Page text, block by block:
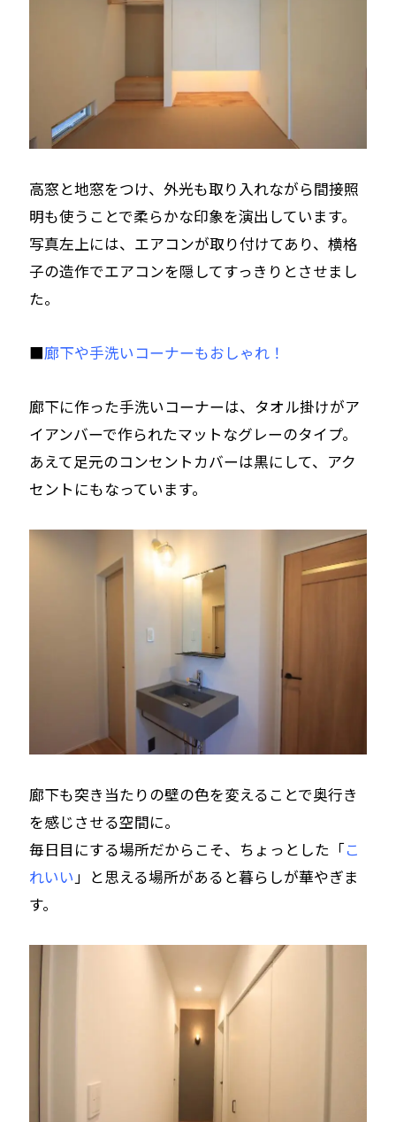
高窓と地窓をつけ、外光も取り入れながら間接照
明も使うことで柔らかな印象を演出しています。
写真左上には、エアコンが取り付けてあり、横格
子の造作でエアコンを隠してすっきりとさせまし
た。
■廊下や手洗いコーナーもおしゃれ！
廊下に作った手洗いコーナーは、タオル掛けがア
イアンバーで作られたマットなグレーのタイプ。
あえて足元のコンセントカバーは黒にして、アク
セントにもなっています。
廊下も突き当たりの壁の色を変えることで奥行き
を感じさせる空間に。
毎日目にする場所だからこそ、ちょっとした「こ
れいい」と思える場所があると暮らしが華やぎま
す。